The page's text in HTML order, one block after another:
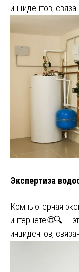
инцидентов,
Экспертиза
Компьютерная
интернете 🌐🔍 —
инцидентов,